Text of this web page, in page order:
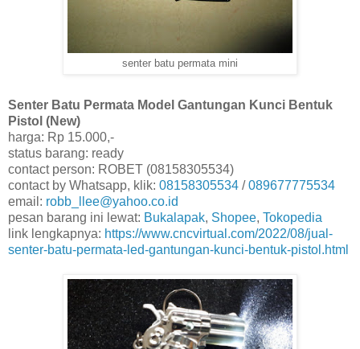
senter batu permata mini
Senter Batu Permata Model Gantungan Kunci Bentuk
Pistol (New)
harga: Rp 15.000,-
status barang: ready
contact person: ROBET (08158305534)
contact by Whatsapp, klik: 08158305534 /089677775534
email: robb_llee@yahoo.co.id
pesan barang ini lewat: Bukalapak, Shopee, Tokopedia
link lengkapnya: https://www.cncvirtual.com/2022/08/jual-
senter-batu-permata-led-gantungan-kunci-bentuk-pistol.html